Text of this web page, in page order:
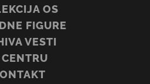
OS
FIGURE
VESTI